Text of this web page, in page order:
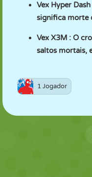
Vex Hyper Dash
significa morte
Vex X3M : O
saltos mortais,
1 Jogador